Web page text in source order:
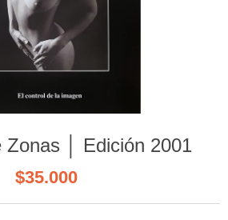
Zonas │ Edición 2001
$35.000